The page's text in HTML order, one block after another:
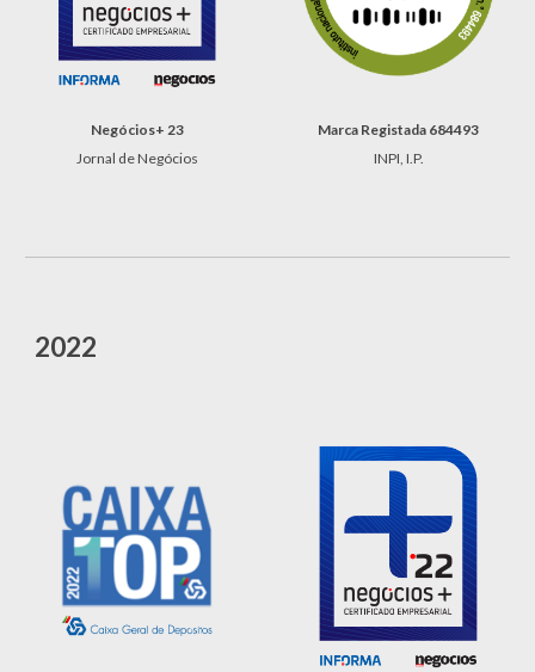
Negócios+ 23
Jornal de Negócios
Marca Registada 684493
INPI, I.P.
2022